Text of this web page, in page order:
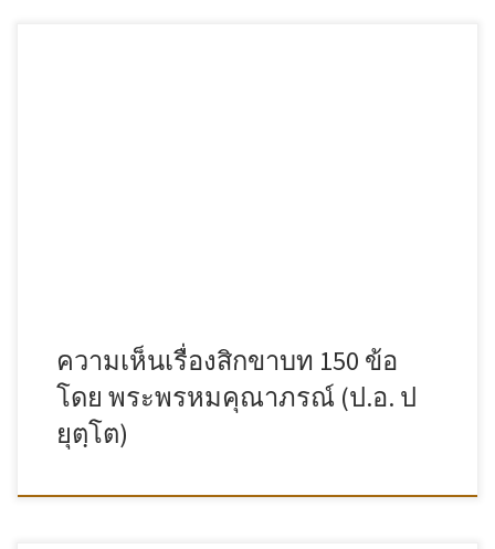
ความเห็นเรื่องสิกขาบท 150 ข้อ
โดย พระพรหมคุณาภรณ์ (ป.อ. ป
ยุตฺโต)